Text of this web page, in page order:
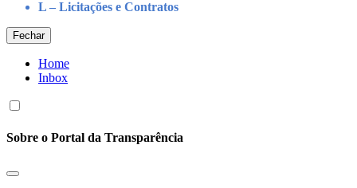
L – Licitações e Contratos
Fechar
Home
Inbox
Sobre o Portal da Transparência